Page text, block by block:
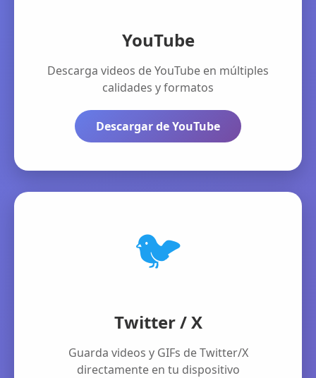
YouTube
Descarga videos de YouTube en múltiples
calidades y formatos
Descargar de YouTube
🐦
Twitter / X
Guarda videos y GIFs de Twitter/X
directamente en tu dispositivo